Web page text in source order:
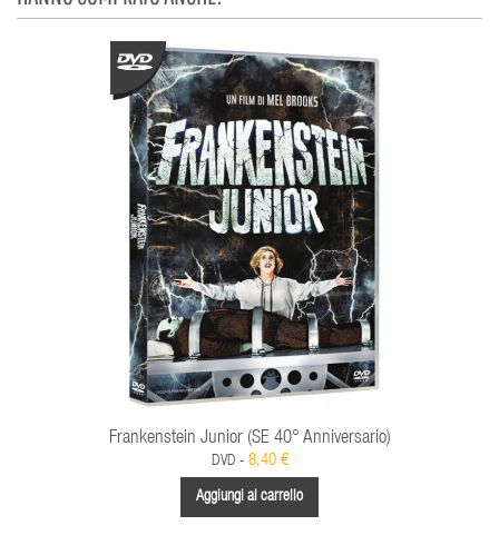
Frankenstein Junior (SE 40° Anniversario)
DVD - 8,40 €
Aggiungi al carrello